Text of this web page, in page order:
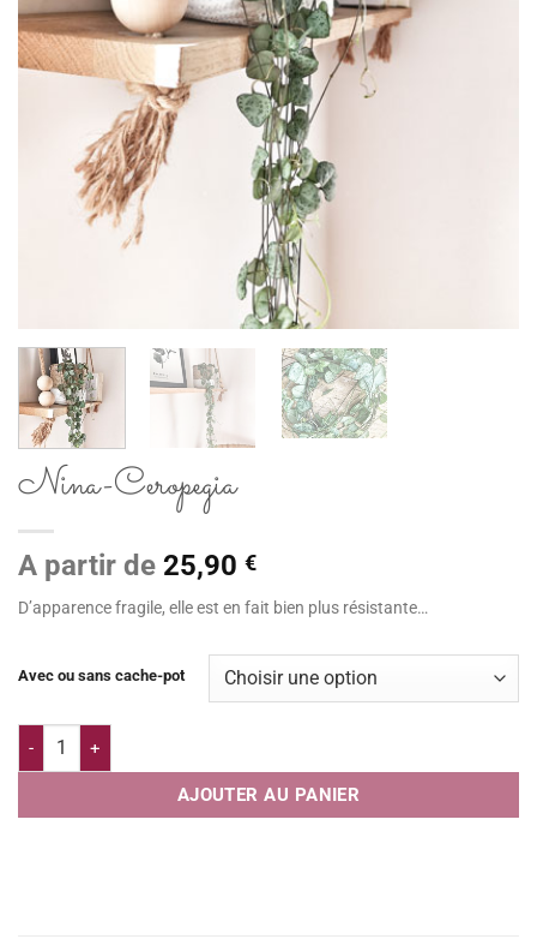
Nina-Ceropegia
A partir de 25,90 €
D’apparence fragile, elle est en fait bien plus résistante…
Avec ou sans cache-pot
quantité de Nina-Ceropegia
AJOUTER AU PANIER